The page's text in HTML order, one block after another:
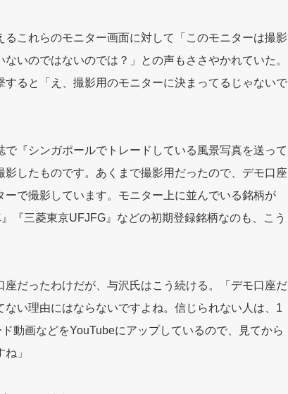
るこれらのモニター画面に対して「このモニターは撮影
いのではないのでは？」との声もささやかれていた。
すると「え、撮影用のモニターに決まってるじゃないで
で『シンガポールでトレードしている風景写真を送って
影したものです。あくまで撮影用だったので、デモ口座
ーで撮影しています。モニター上に並んでいる銘柄が
『三菱東京UFJFG』などの初期登録銘柄なのも、こう
座だったわけだが、与沢氏はこう続ける。「デモ口座だ
ない理由にはならないですよね。信じられない人は、1
動画などをYouTubeにアップしているので、見てから
」